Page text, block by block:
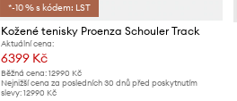
*-10 % s kódem: LST
Kožené tenisky Proenza Schouler Track
Aktuální cena:
6399 Kč
Běžná cena: 12990 Kč
Nejnižší cena za posledních 30 dnů před poskytnutím
slevy: 12990 Kč